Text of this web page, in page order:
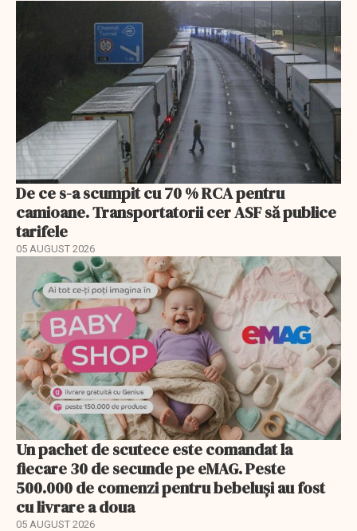
De ce s-a scumpit cu 70 % RCA pentru
camioane. Transportatorii cer ASF să publice
tarifele
05 AUGUST 2026
Un pachet de scutece este comandat la
fiecare 30 de secunde pe eMAG. Peste
500.000 de comenzi pentru bebeluși au fost
cu livrare a doua
05 AUGUST 2026